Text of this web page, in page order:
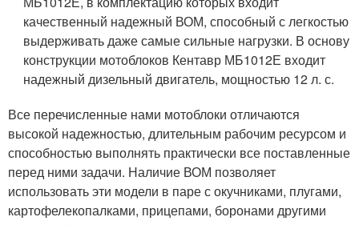
качественный надежный ВОМ, способный с легкостью
выдерживать даже самые сильные нагрузки. В основу
конструкции мотоблоков Кентавр МБ1012Е входит
надежный дизельный двигатель, мощностью 12 л. с.
Все перечисленные нами мотоблоки отличаются
высокой надежностью, длительным рабочим ресурсом и
способностью выполнять практически все поставленные
перед ними задачи. Наличие ВОМ позволяет
использовать эти модели в паре с окучниками, плугами,
картофелекопалками, прицепами, боронами другими